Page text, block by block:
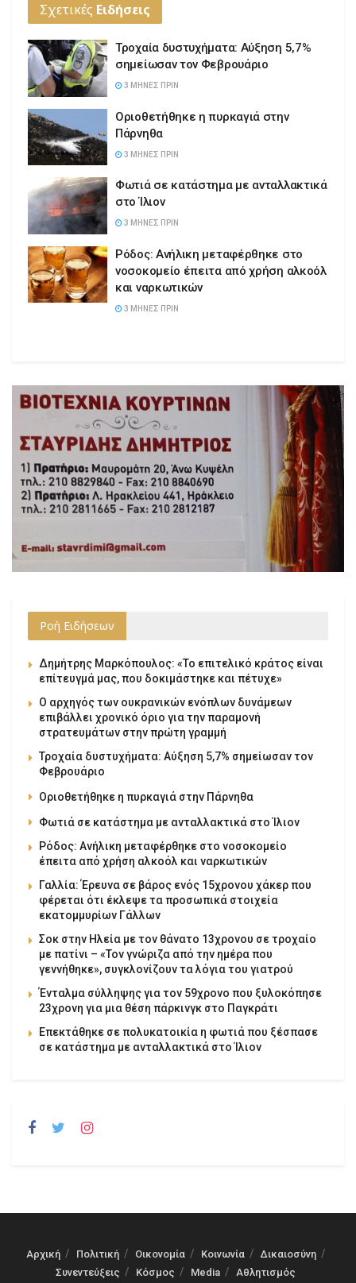
Σχετικές Ειδήσεις
Τροχαία δυστυχήματα: Αύξηση 5,7%
σημείωσαν τον Φεβρουάριο
3 ΜΉΝΕΣ ΠΡΙΝ
Οριοθετήθηκε η πυρκαγιά στην
Πάρνηθα
3 ΜΉΝΕΣ ΠΡΙΝ
Φωτιά σε κατάστημα με ανταλλακτικά
στο Ίλιον
3 ΜΉΝΕΣ ΠΡΙΝ
Ρόδος: Ανήλικη μεταφέρθηκε στο
νοσοκομείο έπειτα από χρήση αλκοόλ
και ναρκωτικών
3 ΜΉΝΕΣ ΠΡΙΝ
Ροή Ειδήσεων
Δημήτρης Μαρκόπουλος: «Το επιτελικό κράτος είναι
επίτευγμά μας, που δοκιμάστηκε και πέτυχε»
Ο αρχηγός των ουκρανικών ενόπλων δυνάμεων
επιβάλλει χρονικό όριο για την παραμονή
στρατευμάτων στην πρώτη γραμμή
Τροχαία δυστυχήματα: Αύξηση 5,7% σημείωσαν τον
Φεβρουάριο
Οριοθετήθηκε η πυρκαγιά στην Πάρνηθα
Φωτιά σε κατάστημα με ανταλλακτικά στο Ίλιον
Ρόδος: Ανήλικη μεταφέρθηκε στο νοσοκομείο
έπειτα από χρήση αλκοόλ και ναρκωτικών
Γαλλία: Έρευνα σε βάρος ενός 15χρονου χάκερ που
φέρεται ότι έκλεψε τα προσωπικά στοιχεία
εκατομμυρίων Γάλλων
Σοκ στην Ηλεία με τον θάνατο 13χρονου σε τροχαίο
με πατίνι – «Τον γνώριζα από την ημέρα που
γεννήθηκε», συγκλονίζουν τα λόγια του γιατρού
Ένταλμα σύλληψης για τον 59χρονο που ξυλοκόπησε
23χρονη για μια θέση πάρκινγκ στο Παγκράτι
Επεκτάθηκε σε πολυκατοικία η φωτιά που ξέσπασε
σε κατάστημα με ανταλλακτικά στο Ίλιον
Αρχική Πολιτική Οικονομία Κοινωνία
Δικαιοσύνη
Συνεντεύξεις
Κόσμος Media Αθλητισμός